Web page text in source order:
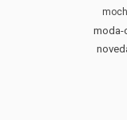
moda-